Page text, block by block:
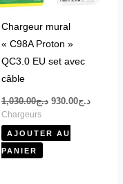
Chargeur mural
« C98A Proton »
QC3.0 EU set avec
câble
د.ج1,030.00 د.ج930.00
Chargeurs
AJOUTER AU
PANIER